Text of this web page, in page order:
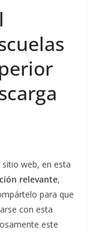
web, en esta
relevante,
para que
con esta
este